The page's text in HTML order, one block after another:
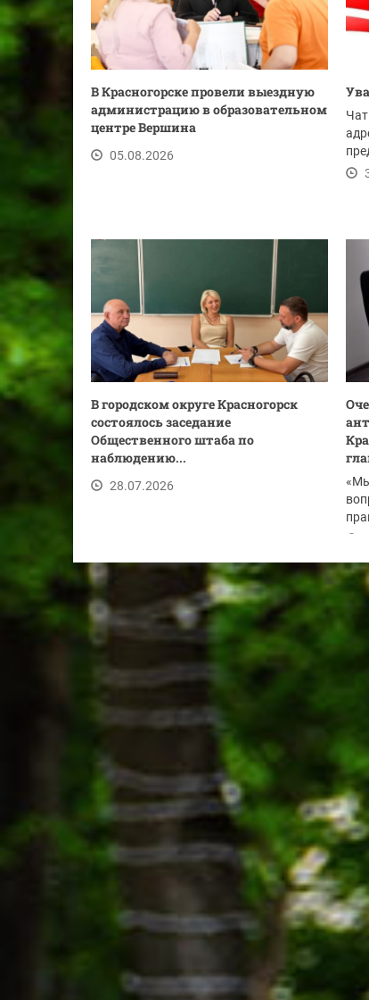
В Красногорске провели выездную
администрацию в образовательном
центре Вершина
05.08.2026
В городском округе Красногорск
состоялось заседание
Общественного штаба по
наблюдению...
28.07.2026
по...